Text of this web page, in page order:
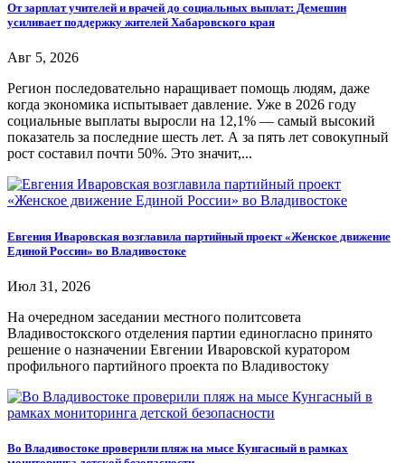
От зарплат учителей и врачей до социальных выплат: Демешин
усиливает поддержку жителей Хабаровского края
Авг 5, 2026
Регион последовательно наращивает помощь людям, даже
когда экономика испытывает давление. Уже в 2026 году
социальные выплаты выросли на 12,1% — самый высокий
показатель за последние шесть лет. А за пять лет совокупный
рост составил почти 50%. Это значит,...
Евгения Иваровская возглавила партийный проект «Женское движение
Единой России» во Владивостоке
Июл 31, 2026
На очередном заседании местного политсовета
Владивостокского отделения партии единогласно принято
решение о назначении Евгении Иваровской куратором
профильного партийного проекта по Владивостоку
Во Владивостоке проверили пляж на мысе Кунгасный в рамках